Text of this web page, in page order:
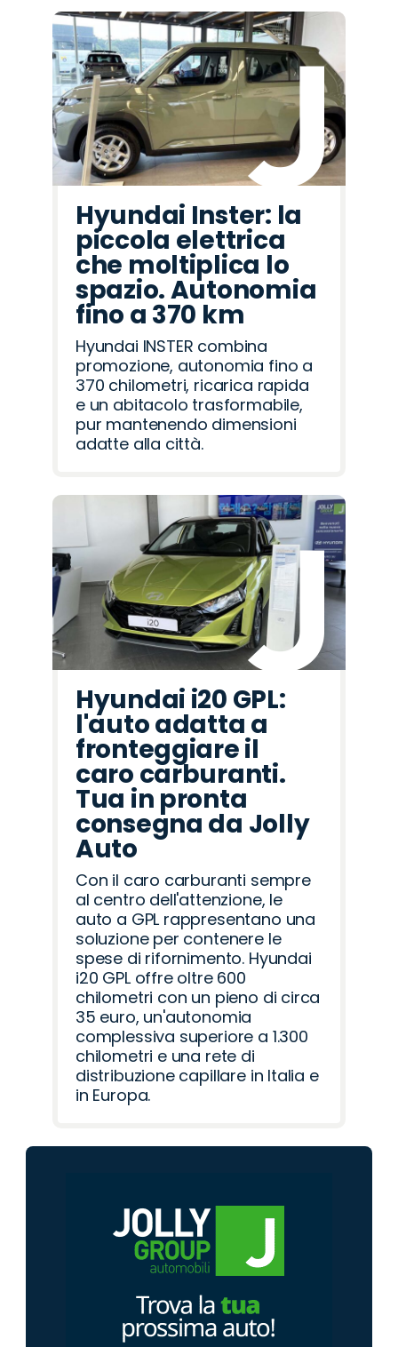
Hyundai Inster: la
piccola elettrica
che moltiplica lo
spazio. Autonomia
fino a 370 km
Hyundai INSTER combina
promozione, autonomia fino a
370 chilometri, ricarica rapida
e un abitacolo trasformabile,
pur mantenendo dimensioni
adatte alla città.
Hyundai i20 GPL:
l'auto adatta a
fronteggiare il
caro carburanti.
Tua in pronta
consegna da Jolly
Auto
Con il caro carburanti sempre
al centro dell'attenzione, le
auto a GPL rappresentano una
soluzione per contenere le
spese di rifornimento. Hyundai
i20 GPL offre oltre 600
chilometri con un pieno di circa
35 euro, un'autonomia
complessiva superiore a 1.300
chilometri e una rete di
distribuzione capillare in Italia e
in Europa.